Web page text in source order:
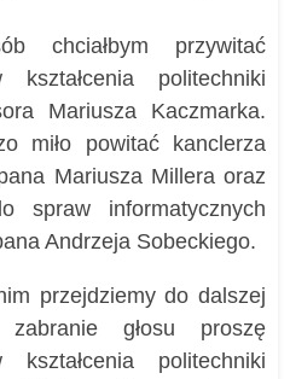
chciałbym przywitać
politechniki
Mariusza Kaczmarka.
miło powitać kanclerza
Mariusza Millera oraz
spraw informatycznych
Andrzeja Sobeckiego.
przejdziemy do dalszej
głosu proszę
politechniki